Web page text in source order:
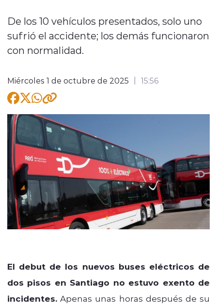
modo claro
De los 10 vehículos presentados, solo uno
sufrió el accidente; los demás funcionaron
con normalidad.
Miércoles 1 de octubre de 2025 15:56
El debut de los nuevos buses eléctricos de
dos pisos en Santiago no estuvo exento de
incidentes. Apenas unas horas después de su